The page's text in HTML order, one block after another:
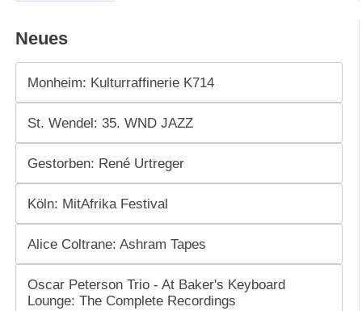
Neues
Monheim: Kulturraffinerie K714
St. Wendel: 35. WND JAZZ
Gestorben: René Urtreger
Köln: MitAfrika Festival
Alice Coltrane: Ashram Tapes
Oscar Peterson Trio - At Baker's Keyboard
Lounge: The Complete Recordings